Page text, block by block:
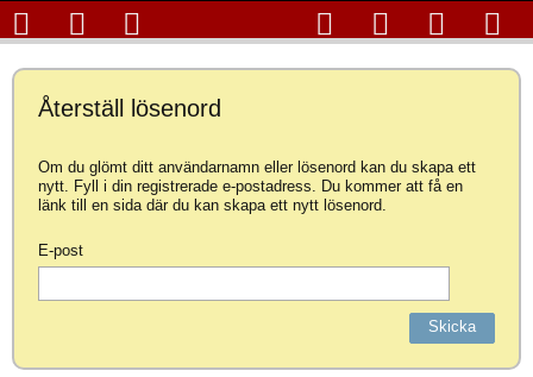
Återställ lösenord
Om du glömt ditt användarnamn eller lösenord kan du skapa ett
nytt. Fyll i din registrerade e-postadress. Du kommer att få en
länk till en sida där du kan skapa ett nytt lösenord.
E-post